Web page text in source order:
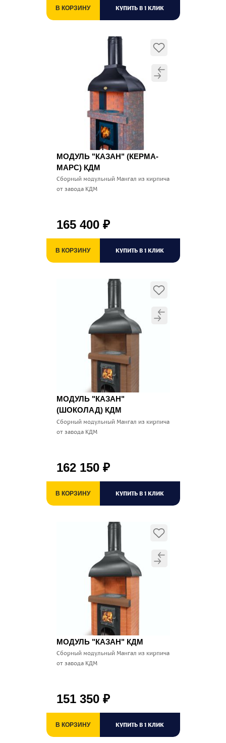
В КОРЗИНУ КУПИТЬ В 1 КЛИК
МОДУЛЬ "КАЗАН" (КЕРМА-
МАРС) КДМ
Сборный модульный Мангал из кирпича
от завода КДМ
165 400 ₽
В КОРЗИНУ КУПИТЬ В 1 КЛИК
МОДУЛЬ "КАЗАН"
(ШОКОЛАД) КДМ
Сборный модульный Мангал из кирпича
от завода КДМ
162 150 ₽
В КОРЗИНУ КУПИТЬ В 1 КЛИК
МОДУЛЬ "КАЗАН" КДМ
Сборный модульный Мангал из кирпича
от завода КДМ
151 350 ₽
В КОРЗИНУ КУПИТЬ В 1 КЛИК